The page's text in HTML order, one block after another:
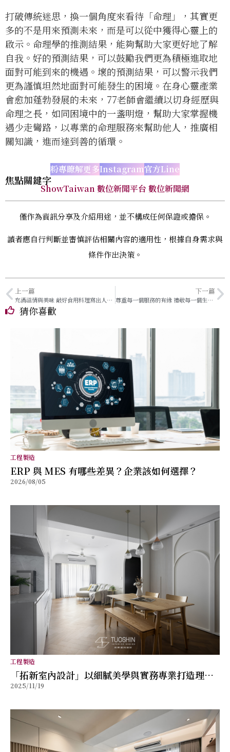
打破傳統迷思，換一個角度來看待「命理」，其實更
多的不是用來預測未來，而是可以從中獲得心靈上的
啟示。命理學的推測結果，能夠幫助大家更好地了解
自我。好的預測結果，可以鼓勵我們更為積極進取地
面對可能到來的機遇。壞的預測結果，可以警示我們
更為謹慎坦然地面對可能發生的困境。在身心靈產業
會愈加蓬勃發展的未來，77老師會繼續以切身經歷與
命理之長，如同困境中的一盞明燈，幫助大家掌握機
遇少走彎路，以專業的命理服務來幫助他人，推廣相
關知識，進而達到善的循環。
粉專瞭解更多Instagram官方Line
焦點關鍵字
ShowTaiwan 數位新聞平台 數位新聞網
僅作為資訊分享及介紹用途，並不構成任何保證或擔保。
讀者應自行判斷並審慎評估相關內容的適用性，根據自身需求與
條件作出決策。
上一篇
充滿溫情與美味 敲好食用料理寫出人生軌跡
下一篇
尊重每一個服務的有緣 禮敬每一個生命的圓滿
猜你喜歡
工程製造
ERP 與 MES 有哪些差異？企業該如何選擇？
2026/08/05
工程製造
「拓新室內設計」以細膩美學與實務專業打造理想
居所
2025/11/19